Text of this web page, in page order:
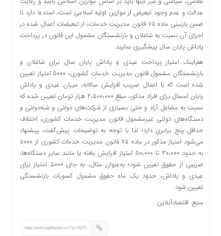
عدالت و عدم وجود تبعیض از موازین اولیه اسلامی است، استدعا دارد تا
ضمن بازبینی ماده ۷۵ قانون مدیریت خدمات، از تبعیضات اعمال شده در
اجرای آن نسبت به شاغلان و بازنشستگان مشمول این قانون در پرداخت
پاداش پایان سال پیشگیری نمایید.
هم‌اینک امتیاز پرداخت عیدی و پاداش پایان سال برای شاغلان و
بازنشستگان مشمول قانون مدیریت خدمات کشوری، ۵۰۰۰ امتیاز تعیین
شده است که با اعمال ضریب افزایش سالانه، میزان عیدی و پاداش
پایان امسال برای افراد مذکور، مبلغ ۲،۵۰۰،۰۰۰ هزار تومان تعیین شده که
نسبت به مشاغل آزاد و حتی بسیاری از شرکت‌های دولتی و شبه‌دولتی و
دستگاه‌های دولتی غیرمشمول قانون مدیریت خدمات کشوری، اختلاف
حداقل پنج برابری دارد؛ لذا با توجه به توضیحات پیش‌گفت، پیشنهاد
می‌شود امتیاز مذکور در ماده ۷۵ قانون مدیریت خدمات کشوری از ۵۰۰۰
به حدود ۳۰،۰۰۰ تا ۵۰،۰۰۰ امتیاز افزایش یافته یا مانند سایر دستگاه‌ها،
ضریبی از حقوق تعیین شود؛ به‌عنوان مثال، به جای ۵۰۰۰ امتیاز برای
عیدی و پاداش، حدود یک ماه حقوق مشمول کسورات بازنشستگی
تعیین شود.
منبع: اقتصادآنلاین
https://poolvaeghtesad.com/?p=41271